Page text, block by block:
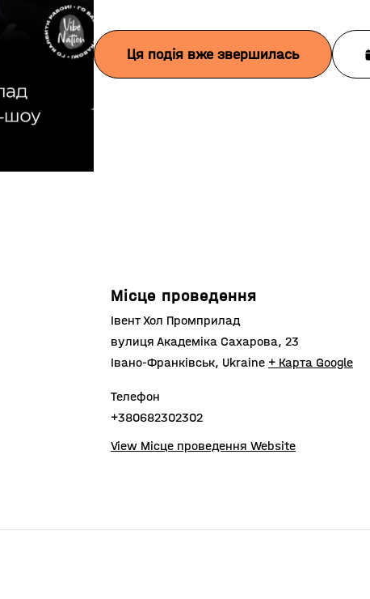
Ця подія вже звершилась
Місце проведення
Івент Хол Промприлад
вулиця Академіка Сахарова, 23
Івано-Франківськ, Ukraine + Карта Google
Телефон
+380682302302
View Місце проведення Website